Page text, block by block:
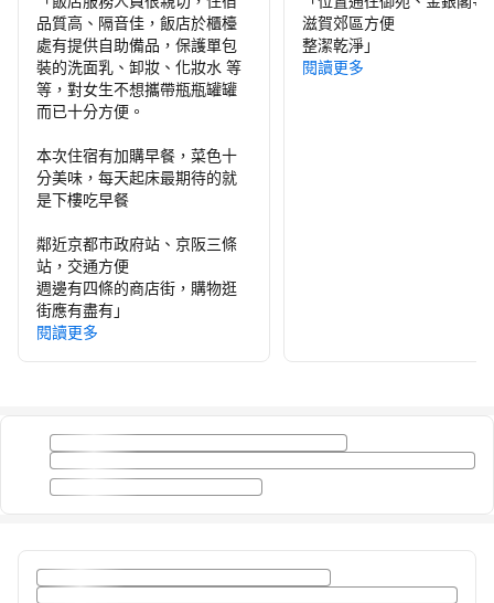
品質高、隔音佳，飯店於櫃檯
處有提供自助備品，保護單包
裝的洗面乳、卸妝、化妝水 等
等，對女生不想攜帶瓶瓶罐罐
而已十分方便。
本次住宿有加購早餐，菜色十
分美味，每天起床最期待的就
是下樓吃早餐
鄰近京都市政府站、京阪三條
站，交通方便
週邊有四條的商店街，購物逛
街應有盡有」
閱讀更多
滋賀郊區方便
整潔乾淨」
閱讀更多